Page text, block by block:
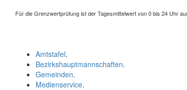
Für die Grenzwertprüfung ist der Tagesmittelwert von 0 bis 24 Uhr
Amtstafel.
Bezirkshauptmannschaften.
Gemeinden.
Medienservice.